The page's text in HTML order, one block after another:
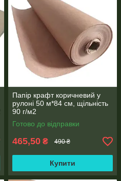
Папір крафт коричневий у
рулоні 50 м*84 см, щільність
90 г/м2
Готово до відправки
465,50 ₴ 490 ₴
Купити